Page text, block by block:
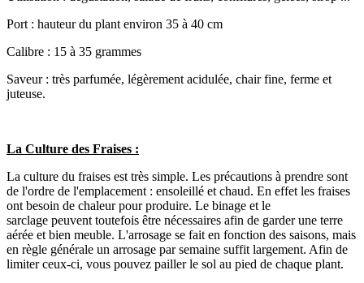
Port : hauteur du plant environ 35 à 40 cm
Calibre : 15 à 35 grammes
Saveur : très parfumée, légèrement acidulée, chair fine, ferme et
juteuse.
La Culture des Fraises :
La culture du fraises est très simple. Les précautions à prendre sont
de l'ordre de l'emplacement : ensoleillé et chaud. En effet les fraises
ont besoin de chaleur pour produire. Le binage et le
sarclage peuvent toutefois être nécessaires afin de garder une terre
aérée et bien meuble. L'arrosage se fait en fonction des saisons, mais
en règle générale un arrosage par semaine suffit largement. Afin de
limiter ceux-ci, vous pouvez pailler le sol au pied de chaque plant.